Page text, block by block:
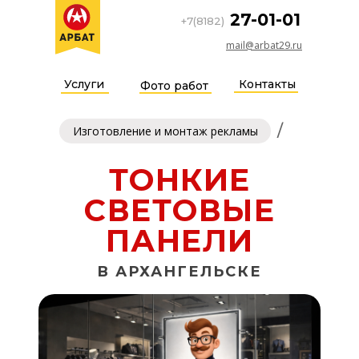
Услуги Фото работ Контакты
mail@arbat29.ru
27-01-01
+7(8182)
/
Изготовление и монтаж рекламы
тонкие световые панели Архангельск, LED панели Архангельск,
лед панели Архангельск, световые панели Архангельск, купить
световую панель Архангельск, заказать световую панель
Архангельск, изготовление световых панелей Архангельск,
производство световых панелей, тонкий лайтбокс, тонкий
ТОНКИЕ
СВЕТОВЫЕ
ПАНЕЛИ
В АРХАНГЕЛЬСКЕ